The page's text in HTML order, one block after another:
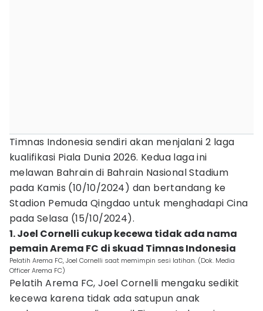
Timnas Indonesia sendiri akan menjalani 2 laga
kualifikasi Piala Dunia 2026. Kedua laga ini
melawan Bahrain di Bahrain Nasional Stadium
pada Kamis (10/10/2024) dan bertandang ke
Stadion Pemuda Qingdao untuk menghadapi Cina
pada Selasa (15/10/2024).
1. Joel Cornelli cukup kecewa tidak ada nama
pemain Arema FC di skuad Timnas Indonesia
Pelatih Arema FC, Joel Cornelli saat memimpin sesi latihan. (Dok. Media
Officer Arema FC)
Pelatih Arema FC, Joel Cornelli mengaku sedikit
kecewa karena tidak ada satupun anak